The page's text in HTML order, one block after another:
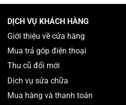
DỊCH VỤ KHÁCH HÀNG
Giới thiệu về cửa hàng
Mua trả góp điện thoại
Thu cũ đổi mới
Dịch vụ sửa chữa
Mua hàng và thanh toán